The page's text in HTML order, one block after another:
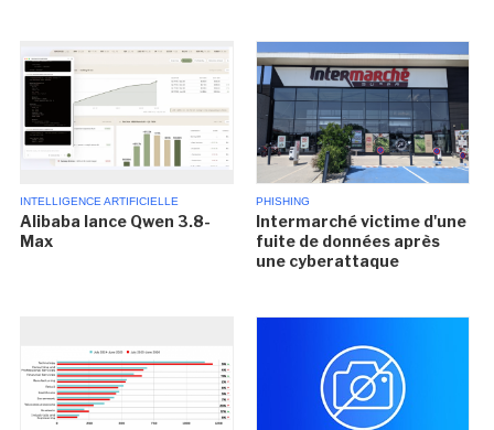
INTELLIGENCE ARTIFICIELLE
Alibaba lance Qwen 3.8-
Max
PHISHING
Intermarché victime d'une
fuite de données après
une cyberattaque